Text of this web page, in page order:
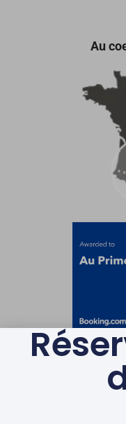
Au
LABELS & GAGES DE